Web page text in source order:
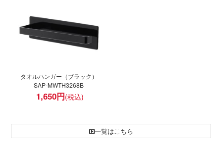
タオルハンガー（ブラック）
SAP-MWTH3268B
1,650円
一覧はこちら